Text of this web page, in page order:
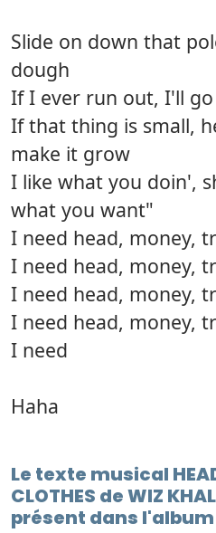
Slide on down that
dough
If I ever run out, I'll
If that thing is small,
make it grow
I like what you doin',
what you want"
I need head, money,
I need head, money,
I need head, money,
I need head, money,
I need
Haha
Le texte musical HEAD
CLOTHES de WIZ
présent dans